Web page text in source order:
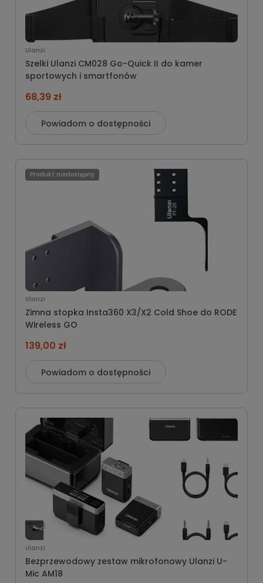
Ulanzi
Szelki Ulanzi CM028 Go-Quick II do kamer
sportowych i smartfonów
68,39 zł
Powiadom o dostępności
Ulanzi
Zimna stopka Insta360 X3/X2 Cold Shoe do RODE
Wireless GO
139,00 zł
Powiadom o dostępności
Produkt niedostępny
Ulanzi
Bezprzewodowy zestaw mikrofonowy Ulanzi U-
Mic AM18